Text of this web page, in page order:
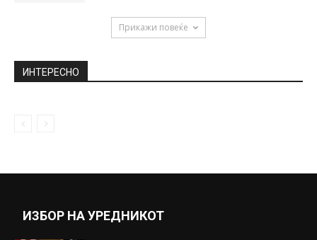
Прикажи повеќе
ИНТЕРЕСНО
ИЗБОР НА УРЕДНИКОТ